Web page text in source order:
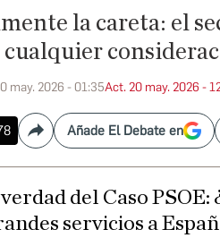
la careta: el
may. 2026 - 01:35Act. 20 may. 2026 -
CompartirAñade El Debate en
del Caso PSOE:
servicios a